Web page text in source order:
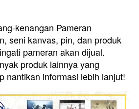
kenangan Pameran
seni kanvas, pin, dan produk
pameran akan dijual.
produk lainnya yang
nantikan informasi lebih lanjut!